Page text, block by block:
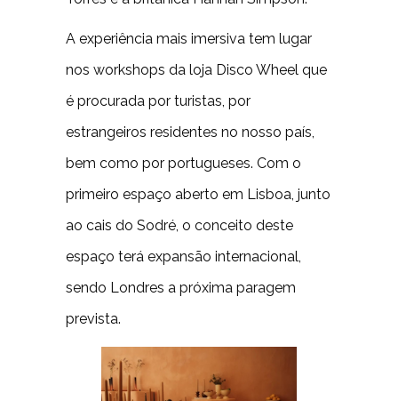
A experiência mais imersiva tem lugar
nos workshops da loja Disco Wheel que
é procurada por turistas, por
estrangeiros residentes no nosso país,
bem como por portugueses. Com o
primeiro espaço aberto em Lisboa, junto
ao cais do Sodré, o conceito deste
espaço terá expansão internacional,
sendo Londres a próxima paragem
prevista.